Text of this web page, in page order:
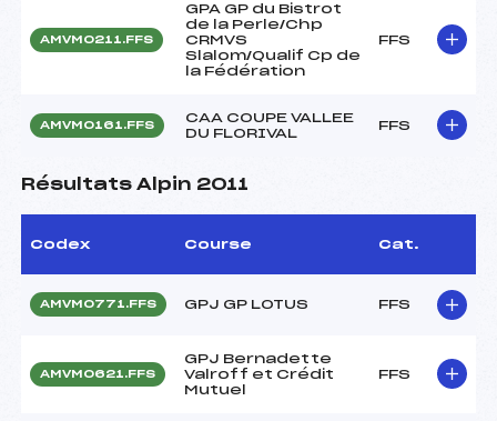
AMVM0211.FFS
GPA GP du Bistrot
de la Perle/Chp
CRMVS
Slalom/Qualif Cp de
la Fédération
FFS
AMVM0161.FFS
CAA COUPE VALLEE
DU FLORIVAL
FFS
Résultats Alpin 2011
Codex Course Cat.
AMVM0771.FFS GPJ GP LOTUS FFS
AMVM0621.FFS
GPJ Bernadette
Valroff et Crédit
Mutuel
FFS